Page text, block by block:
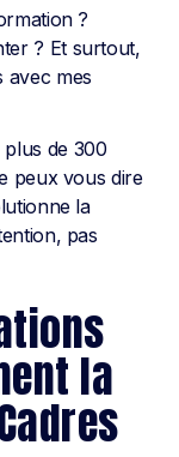
?
? Et surtout,
avec mes
de 300
peux vous dire
la
pas
la